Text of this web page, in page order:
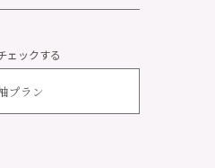
ックする
プラン